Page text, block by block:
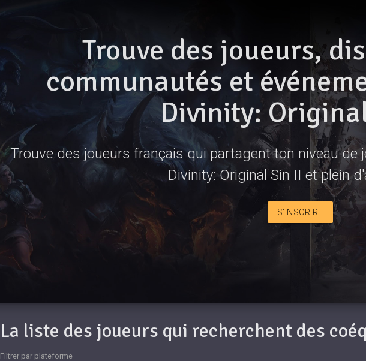
Trouve des joueurs,
communautés et
Divinity:
Trouve des joueurs français qui partagent ton niveau de
Divinity: Original Sin II et plein
S'INSCRIRE
La liste des joueurs qui recherchent des
Filtrer par plateforme